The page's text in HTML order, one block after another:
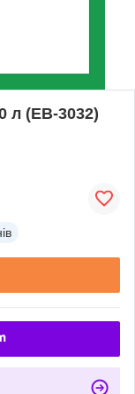
л (EB-3032)